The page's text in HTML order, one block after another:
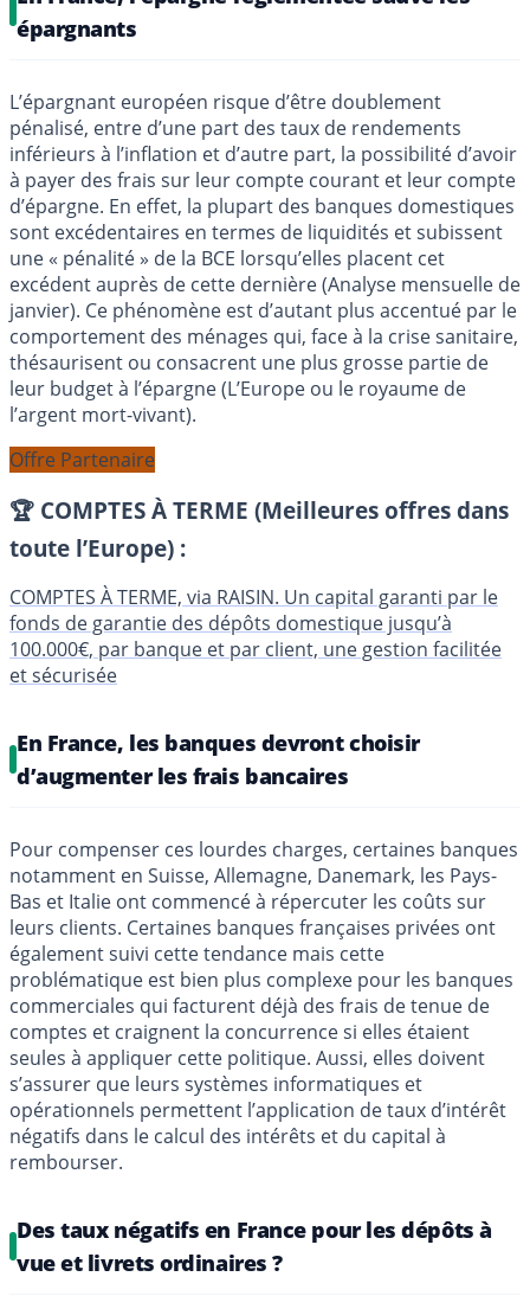
épargnants
L’épargnant européen risque d’être doublement
pénalisé, entre d’une part des taux de rendements
inférieurs à l’inflation et d’autre part, la possibilité d’avoir
à payer des frais sur leur compte courant et leur compte
d’épargne. En effet, la plupart des banques domestiques
sont excédentaires en termes de liquidités et subissent
une « pénalité » de la BCE lorsqu’elles placent cet
excédent auprès de cette dernière (Analyse mensuelle de
janvier). Ce phénomène est d’autant plus accentué par le
comportement des ménages qui, face à la crise sanitaire,
thésaurisent ou consacrent une plus grosse partie de
leur budget à l’épargne (L’Europe ou le royaume de
l’argent mort-vivant).
Offre Partenaire
🏆 COMPTES À TERME (Meilleures offres dans
toute l’Europe) :
COMPTES À TERME, via RAISIN. Un capital garanti par le
fonds de garantie des dépôts domestique jusqu’à
100.000€, par banque et par client, une gestion facilitée
et sécurisée
En France, les banques devront choisir
d’augmenter les frais bancaires
Pour compenser ces lourdes charges, certaines banques
notamment en Suisse, Allemagne, Danemark, les Pays-
Bas et Italie ont commencé à répercuter les coûts sur
leurs clients. Certaines banques françaises privées ont
également suivi cette tendance mais cette
problématique est bien plus complexe pour les banques
commerciales qui facturent déjà des frais de tenue de
comptes et craignent la concurrence si elles étaient
seules à appliquer cette politique. Aussi, elles doivent
s’assurer que leurs systèmes informatiques et
opérationnels permettent l’application de taux d’intérêt
négatifs dans le calcul des intérêts et du capital à
rembourser.
Des taux négatifs en France pour les dépôts à
vue et livrets ordinaires ?